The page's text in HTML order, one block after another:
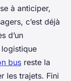
à anticiper,
c’est déjà
d’un
bus reste la
les trajets. Fini